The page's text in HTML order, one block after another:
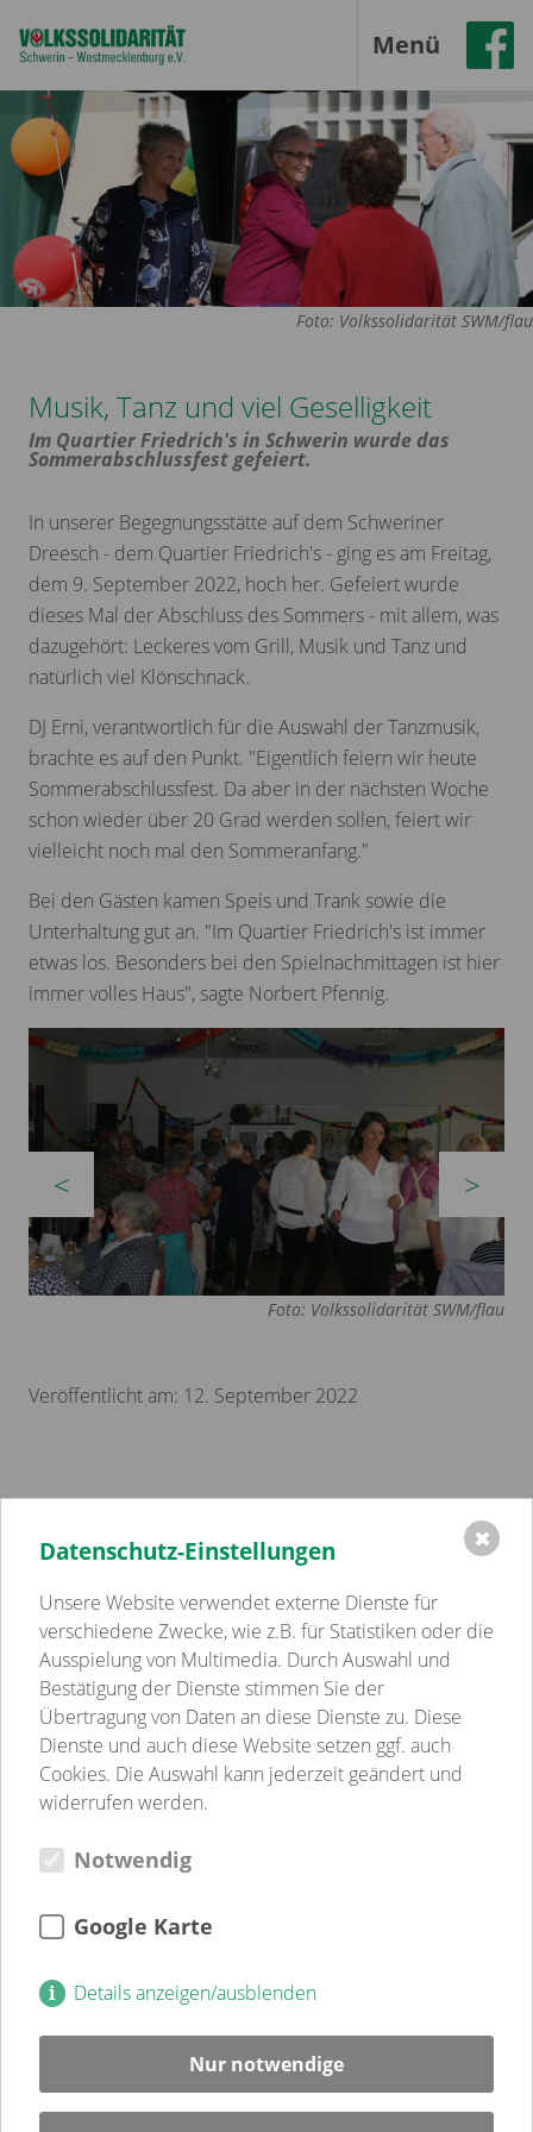
Menü
Foto: Volkssolidarität SWM/flau
Musik, Tanz und viel Geselligkeit
Im Quartier Friedrich's in Schwerin wurde das
Sommerabschlussfest gefeiert.
In unserer Begegnungsstätte auf dem Schweriner
Dreesch - dem Quartier Friedrich's - ging es am Freitag,
dem 9. September 2022, hoch her. Gefeiert wurde
dieses Mal der Abschluss des Sommers - mit allem, was
dazugehört: Leckeres vom Grill, Musik und Tanz und
natürlich viel Klönschnack.
DJ Erni, verantwortlich für die Auswahl der Tanzmusik,
brachte es auf den Punkt. "Eigentlich feiern wir heute
Sommerabschlussfest. Da aber in der nächsten Woche
schon wieder über 20 Grad werden sollen, feiert wir
vielleicht noch mal den Sommeranfang."
Bei den Gästen kamen Speis und Trank sowie die
Unterhaltung gut an. "Im Quartier Friedrich's ist immer
etwas los. Besonders bei den Spielnachmittagen ist hier
immer volles Haus", sagte Norbert Pfennig.
Foto: Volkssolidarität SWM/flau
zurück
Veröffentlicht am: 12. September 2022
Einrichtungen
Volkssolidarität Schwerin - Westmecklenburg e.V.
Kindertagesstätten
Pflege
Betreutes Wohnen
Sozialpsychiatrie
Jugend-, Familien- & Schulsozialarbeit
Begegnungsstätten
Gastronomie
Weitere Einrichtungen
Spenden
Ehrenamt
Karriere
Datenschutz-Einstellungen
Unsere Website verwendet externe Dienste für
verschiedene Zwecke, wie z.B. für Statistiken oder die
Ausspielung von Multimedia. Durch Auswahl und
Bestätigung der Dienste stimmen Sie der
Übertragung von Daten an diese Dienste zu. Diese
Dienste und auch diese Website setzen ggf. auch
Cookies. Die Auswahl kann jederzeit geändert und
widerrufen werden.
Notwendig
Google Karte
Details anzeigen/ausblenden
Nur notwendige
✖